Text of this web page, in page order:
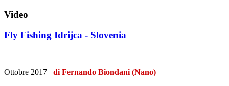
Video
Fly Fishing Idrijca - Slovenia
Ottobre 2017 di Fernando Biondani (Nano)